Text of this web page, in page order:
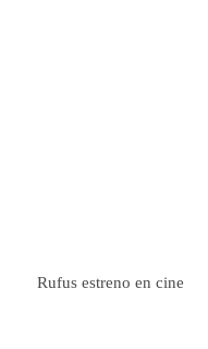
Rufus estreno en cines